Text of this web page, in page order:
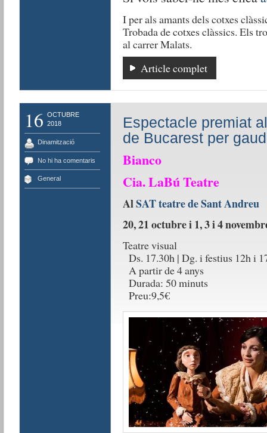
I per als amants dels cotxes
Trobada de cotxes clàssics. Els
al carrer Malats.
Article complet
16 OCTUBRE
2018
Dinamització
No hi ha comentaris
General
Espectacle premiat
de Bucarest per
Bianco
Cia. LaBú Teatre
AlSAT teatre de Sant Andreu
20, 21 octubre i 1, 3 i 4
Teatre visual
Ds. 17.30h | Dg. i festius 12h i
A partir de 4 anys
Durada: 50 minuts
Preu:9,5€